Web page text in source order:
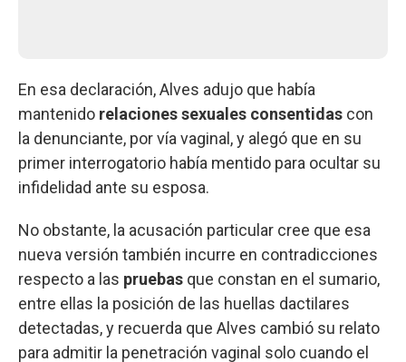
En esa declaración, Alves adujo que había
mantenido relaciones sexuales consentidas con
la denunciante, por vía vaginal, y alegó que en su
primer interrogatorio había mentido para ocultar su
infidelidad ante su esposa.
No obstante, la acusación particular cree que esa
nueva versión también incurre en contradicciones
respecto a las pruebas que constan en el sumario,
entre ellas la posición de las huellas dactilares
detectadas, y recuerda que Alves cambió su relato
para admitir la penetración vaginal solo cuando el